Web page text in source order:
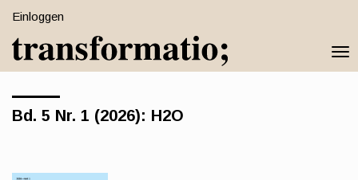
Schnell
zum
Seiteninhalt
Hauptnavigation
Hauptinhat
Einloggen
Bd. 5 Nr. 1 (2026): H2O